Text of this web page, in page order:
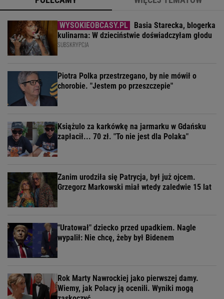
Basia Starecka, blogerka
kulinarna: W dzieciństwie doświadczyłam głodu
SUBSKRYPCJA
Piotra Polka przestrzegano, by nie mówił o
chorobie. "Jestem po przeszczepie"
Książulo za karkówkę na jarmarku w Gdańsku
zapłacił... 70 zł. "To nie jest dla Polaka"
Zanim urodziła się Patrycja, był już ojcem.
Grzegorz Markowski miał wtedy zaledwie 15 lat
"Uratował" dziecko przed upadkiem. Nagle
wypalił: Nie chcę, żeby był Bidenem
Rok Marty Nawrockiej jako pierwszej damy.
Wiemy, jak Polacy ją ocenili. Wyniki mogą